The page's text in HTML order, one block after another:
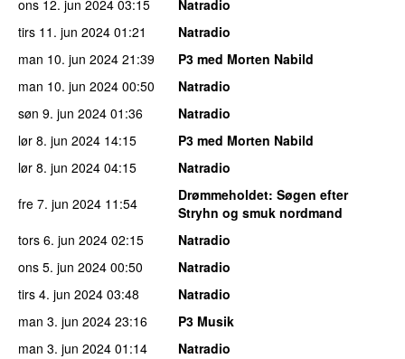
ons 12. jun 2024 03:15
Natradio
tirs 11. jun 2024 01:21
Natradio
man 10. jun 2024 21:39
P3 med Morten Nabild
man 10. jun 2024 00:50
Natradio
søn 9. jun 2024 01:36
Natradio
lør 8. jun 2024 14:15
P3 med Morten Nabild
lør 8. jun 2024 04:15
Natradio
fre 7. jun 2024 11:54 Drømmeholdet: Søgen efter
Stryhn og smuk nordmand
tors 6. jun 2024 02:15
Natradio
ons 5. jun 2024 00:50
Natradio
tirs 4. jun 2024 03:48
Natradio
man 3. jun 2024 23:16
P3 Musik
man 3. jun 2024 01:14
Natradio